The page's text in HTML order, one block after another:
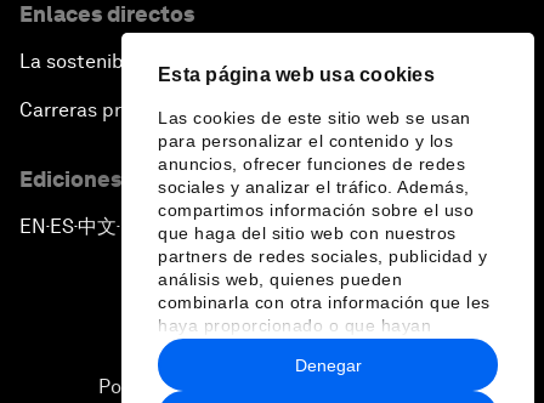
Esta página web usa cookies
Las cookies de este sitio web se usan
para personalizar el contenido y los
anuncios, ofrecer funciones de redes
sociales y analizar el tráfico. Además,
compartimos información sobre el uso
que haga del sitio web con nuestros
partners de redes sociales, publicidad y
análisis web, quienes pueden
combinarla con otra información que les
haya proporcionado o que hayan
recopilado a partir del uso que haya
hecho de sus servicios.
Denegar
Enlaces directos
La sostenibilidad en el Foro
Carreras profesionales
Ediciones en otros idiomas
EN ▪ES▪中文▪ 日本語
Política de privacidad y normas de uso